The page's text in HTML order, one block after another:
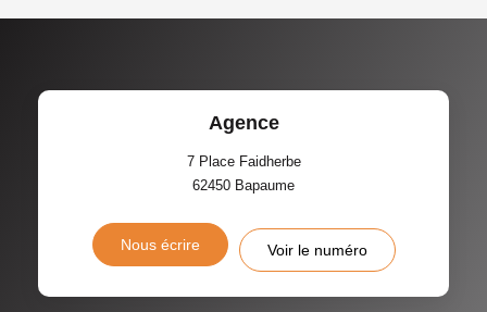
Agence
7 Place Faidherbe
62450 Bapaume
Nous écrire Voir le numéro